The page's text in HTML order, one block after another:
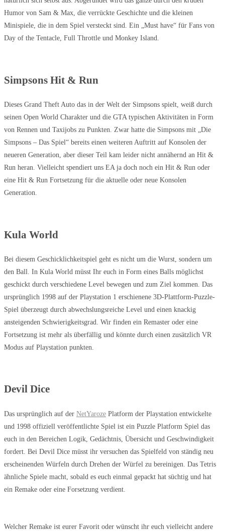
Humor von Sam & Max, die verrückte Geschichte und die kleinen
Minispiele, die in dem Spiel versteckt sind. Ein „Must have“ für Fans von
Day of the Tentacle, Full Throttle und Monkey Island.
Simpsons Hit & Run
Dieses Grand Theft Auto das in der Welt der Simpsons spielt, weiß durch
seinen Open World Charakter und die GTA typischen Aktivitäten in Form
von Rennen und Taxijobs zu Punkten. Zwar hatte die Simpsons mit „Die
Simpsons – Das Spiel“ bereits einen weiteren Auftritt auf Konsolen der
neueren Generation, aber dieser Teil kam leider nicht annähernd an Hit &
Run heran. Vielleicht spendiert uns EA ja doch noch ein Hit & Run oder
eine Hit & Run Fortsetzung für die aktuelle oder neue Konsolen
Generation.
Kula World
Bei diesem Geschicklichkeitspiel geht es nicht um die Wurst, sondern um
den Ball. In Kula World müsst Ihr euch in Form eines Balls möglichst
geschickt durch verschiedene Level bewegen und zum Ziel kommen. Das
ursprünglich 1998 auf der Playstation 1 erschienene 3D-Plattform-Puzzle-
Spiel überzeugt durch abwechslungsreiche Level und einen knackig
ansteigenden Schwierigkeitsgrad. Wir finden ein Remaster oder eine
Fortsetzung ist mehr als überfällig und könnte durch einen zusätzlich VR
Modus auf Playstation punkten.
Devil Dice
Das ursprünglich auf der NetYaroze Platform der Playstation entwickelte
und 1998 offiziell veröffentlichte Spiel ist ein Puzzle Platform Spiel das
euch in den Bereichen Logik, Gedächtnis, Übersicht und Geschwindigkeit
fordert. Bei Devil Dice müsst ihr versuchen das Spielfeld von ständig neu
erscheinenden Würfeln durch Drehen der Würfel zu bereinigen. Das Tetris
ähnliche Spiele macht, sobald es euch einmal gepackt hat süchtig und hat
ein Remake oder eine Forsetzung verdient.
Welcher Remake ist eurer Favorit oder wünscht ihr euch vielleicht andere